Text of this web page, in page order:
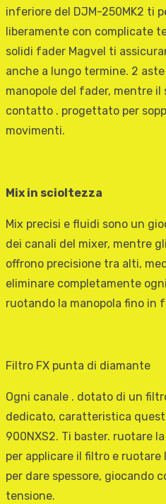
inferiore del DJM-250MK2 ti
liberamente con complicate
solidi fader Magvel ti
anche a lungo termine. 2
manopole del fader, mentre
contatto . progettato per
movimenti.
Mix in scioltezza
Mix precisi e fluidi sono un
dei canali del mixer, mentre
offrono precisione tra alti,
eliminare completamente
ruotando la manopola fino in
Filtro FX punta di diamante
Ogni canale . dotato di un
dedicato, caratteristica
900NXS2. Ti baster. ruotare
per applicare il filtro e ruotare
per dare spessore, giocando
tensione.